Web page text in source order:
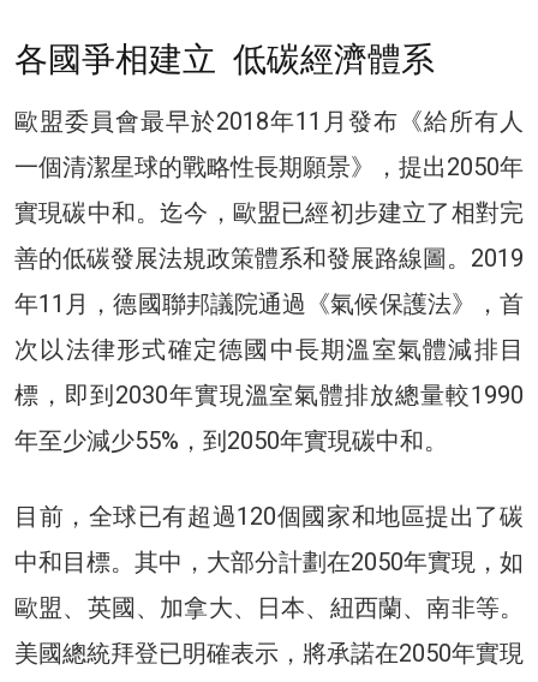
各國爭相建立 低碳經濟體系
歐盟委員會最早於2018年11月發布《給所有人
一個清潔星球的戰略性長期願景》，提出2050年
實現碳中和。迄今，歐盟已經初步建立了相對完
善的低碳發展法規政策體系和發展路線圖。2019
年11月，德國聯邦議院通過《氣候保護法》，首
次以法律形式確定德國中長期溫室氣體減排目
標，即到2030年實現溫室氣體排放總量較1990
年至少減少55%，到2050年實現碳中和。
目前，全球已有超過120個國家和地區提出了碳
中和目標。其中，大部分計劃在2050年實現，如
歐盟、英國、加拿大、日本、紐西蘭、南非等。
美國總統拜登已明確表示，將承諾在2050年實現